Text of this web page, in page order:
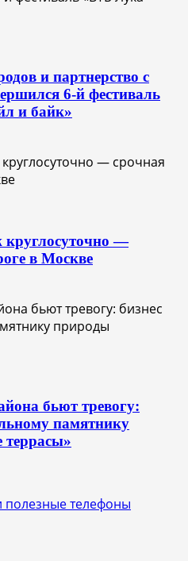
и партнерство с
6-й фестиваль
и байк»
—
в Москве
бьют тревогу:
памятнику
террасы»
телефоны